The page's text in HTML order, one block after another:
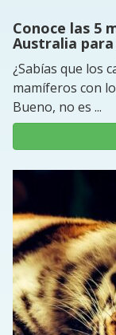
Conoce las 5
Australia
¿Sabías que los
mamíferos con
Bueno, no es ...